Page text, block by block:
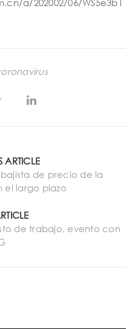
a/202002/06/WS5e3b1
ARTICLE
de precio de la
el largo plazo
de trabajo, evento con